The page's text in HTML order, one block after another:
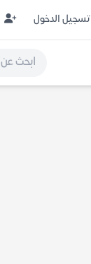
تسجيل الدخول